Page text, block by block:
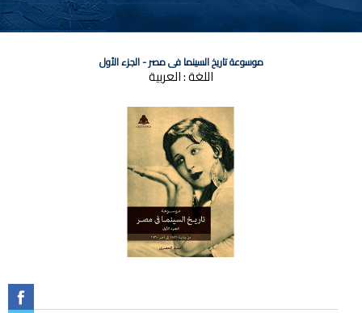
موسوعة تاريخ السينما فى مصر - الجزء الأول
اللغة :العربية